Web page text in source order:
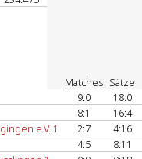
Matches Sätze
9:0
18:0
8:1
16:4
e.V. 1 2:7
4:16
4:5
8:11